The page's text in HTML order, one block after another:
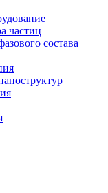
частиц
состава